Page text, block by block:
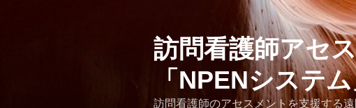
訪問看護師アセ
「NPENシステ
訪問看護師のアセスメントを支援する